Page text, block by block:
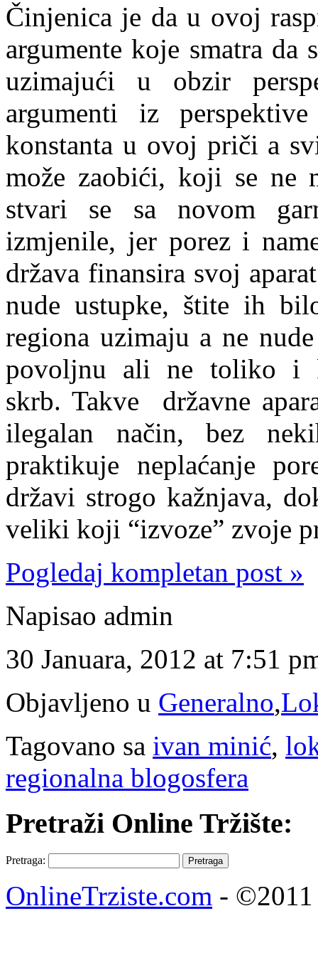
Činjenica je da u ovoj
argumente koje smatra
uzimajući u obzir
argumenti iz
konstanta u ovoj priči a
može zaobići, koji se ne
stvari se sa novom
izmjenile, jer porez i
država finansira svoj
nude ustupke, štite ih
regiona uzimaju a ne
povoljnu ali ne toliko i
skrb. Takve državne
ilegalan način, bez
praktikuje neplaćanje
državi strogo kažnjava,
veliki koji “izvoze” zvoje
Pogledaj kompletan post »
Napisao admin
30 Januara, 2012 at 7:51
Objavljeno u Generalno,
Tagovano sa ivan minić,
regionalna blogosfera
Pretraži Online Tržište:
Pretraga:
OnlineTrziste.com - ©2011